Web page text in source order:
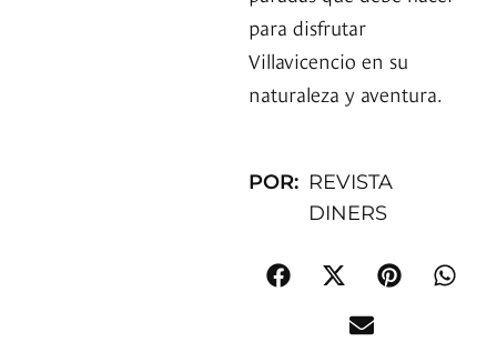
para disfrutar
Villavicencio en su
naturaleza y aventura.
POR: REVISTA
DINERS